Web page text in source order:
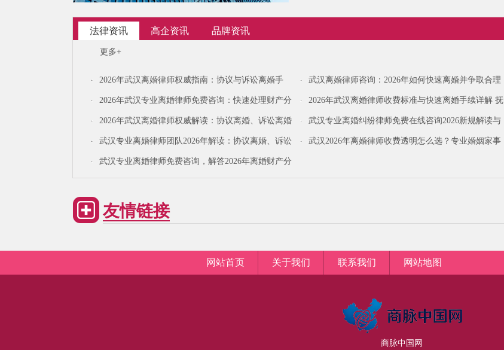
法律资讯 高企资讯 品牌资讯
更多+
2026年武汉离婚律师权威指南：协议与诉讼离婚手
武汉离婚律师咨询：2026年如何快速离婚并争取合理
2026年武汉专业离婚律师免费咨询：快速处理财产分
2026年武汉离婚律师收费标准与快速离婚手续详解 抚
2026年武汉离婚律师权威解读：协议离婚、诉讼离婚
武汉专业离婚纠纷律师免费在线咨询2026新规解读与
武汉专业离婚律师团队2026年解读：协议离婚、诉讼
武汉2026年离婚律师收费透明怎么选？专业婚姻家事
武汉专业离婚律师免费咨询，解答2026年离婚财产分
友情链接
网站首页 关于我们 联系我们 网站地图
商脉中国网